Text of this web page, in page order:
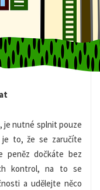
je nutné splnit pouze
je to, že se zaručíte
peněz dočkáte bez
kontrol, na to se
a udělejte něco